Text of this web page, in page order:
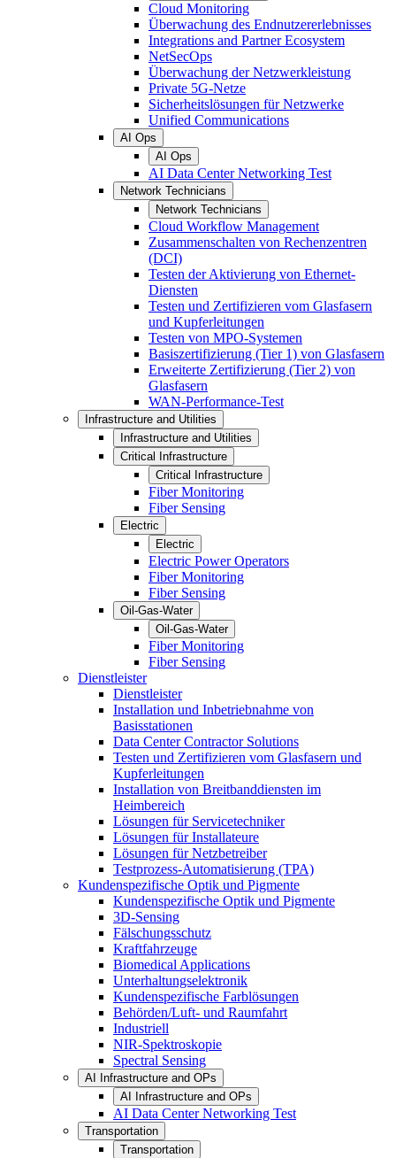
Cloud Monitoring
Überwachung des Endnutzererlebnisses
Integrations and Partner Ecosystem
NetSecOps
Überwachung der Netzwerkleistung
Private 5G-Netze
Sicherheitslösungen für Netzwerke
Unified Communications
AI Ops
AI Ops
AI Data Center Networking Test
Network Technicians
Network Technicians
Cloud Workflow Management
Zusammenschalten von Rechenzentren
(DCI)
Testen der Aktivierung von Ethernet-
Diensten
Testen und Zertifizieren vom Glasfasern
und Kupferleitungen
Testen von MPO-Systemen
Basiszertifizierung (Tier 1) von Glasfasern
Erweiterte Zertifizierung (Tier 2) von
Glasfasern
WAN-Performance-Test
Infrastructure and Utilities
Infrastructure and Utilities
Critical Infrastructure
Critical Infrastructure
Fiber Monitoring
Fiber Sensing
Electric
Electric
Electric Power Operators
Fiber Monitoring
Fiber Sensing
Oil-Gas-Water
Oil-Gas-Water
Fiber Monitoring
Fiber Sensing
Dienstleister
Dienstleister
Installation und Inbetriebnahme von
Basisstationen
Data Center Contractor Solutions
Testen und Zertifizieren vom Glasfasern und
Kupferleitungen
Installation von Breitbanddiensten im
Heimbereich
Lösungen für Servicetechniker
Lösungen für Installateure
Lösungen für Netzbetreiber
Testprozess-Automatisierung (TPA)
Kundenspezifische Optik und Pigmente
Kundenspezifische Optik und Pigmente
3D-Sensing
Fälschungsschutz
Kraftfahrzeuge
Biomedical Applications
Unterhaltungselektronik
Kundenspezifische Farblösungen
Behörden/Luft- und Raumfahrt
Industriell
NIR-Spektroskopie
Spectral Sensing
AI Infrastructure and OPs
AI Infrastructure and OPs
AI Data Center Networking Test
Transportation
Transportation